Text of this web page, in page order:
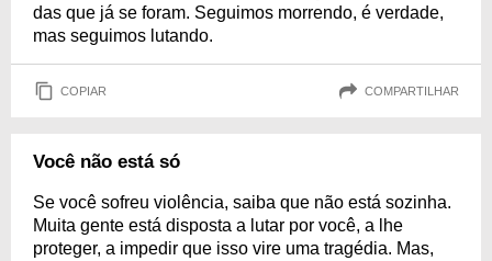
das que já se foram. Seguimos morrendo, é verdade,
mas seguimos lutando.
COPIAR COMPARTILHAR
Você não está só
Se você sofreu violência, saiba que não está sozinha.
Muita gente está disposta a lutar por você, a lhe
proteger, a impedir que isso vire uma tragédia. Mas,